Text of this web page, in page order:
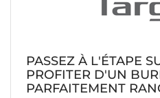
PASSEZ À L'ÉTAPE
PROFITER D'UN
PARFAITEMENT